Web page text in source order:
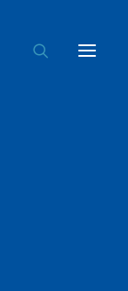
survey-1